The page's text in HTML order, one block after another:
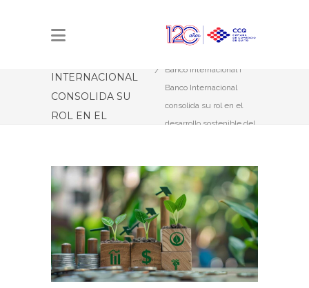
INTERNACIONAL I
INTERNACIONAL
CONSOLIDA SU
ROL EN EL
ECUADOR
Banco Internacional I
Banco Internacional
consolida su rol en el
desarrollo sostenible del